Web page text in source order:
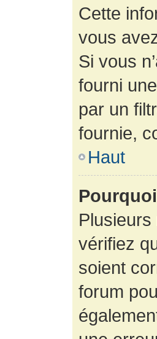
Cette
vous
Si vous
fourni
par un
fournie,
Haut
vérifiez
soient
forum